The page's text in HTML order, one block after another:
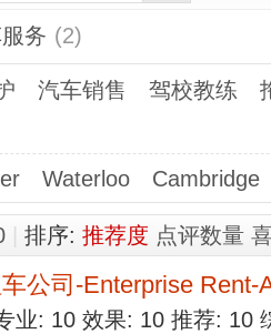
务 (2)
汽车销售 驾校教练
Waterloo Cambridge
排序: 推荐度 点评数量
公司-Enterprise Rent-
业: 10 效果: 10 推荐: 10